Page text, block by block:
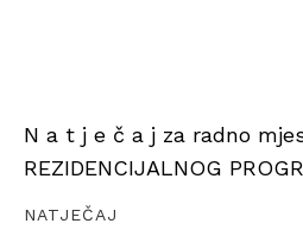
N a t j e č a j za radno
REZIDENCIJALNOG
NATJEČAJ